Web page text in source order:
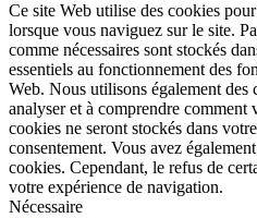
Ce site Web utilise des cookies
lorsque vous naviguez sur le site.
comme nécessaires sont stockés
essentiels au fonctionnement des
Web. Nous utilisons également des
analyser et à comprendre comment
cookies ne seront stockés dans
consentement. Vous avez
cookies. Cependant, le refus de
votre expérience de navigation.
Nécessaire